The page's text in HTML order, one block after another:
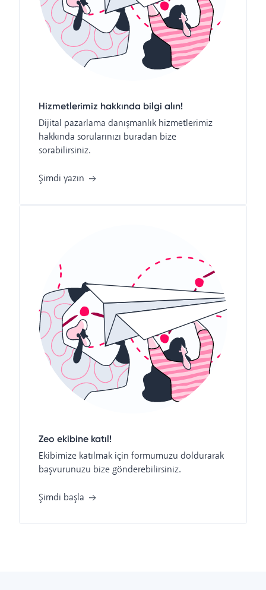
Hizmetlerimiz hakkında bilgi alın!
Dijital pazarlama danışmanlık hizmetlerimiz
hakkında sorularınızı buradan bize
sorabilirsiniz.
Şimdi yazın
Zeo ekibine katıl!
Ekibimize katılmak için formumuzu doldurarak
başvurunuzu bize gönderebilirsiniz.
Şimdi başla